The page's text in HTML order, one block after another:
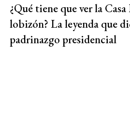
¿Qué tiene que ver la
lobizón? La leyenda que
padrinazgo presidencial